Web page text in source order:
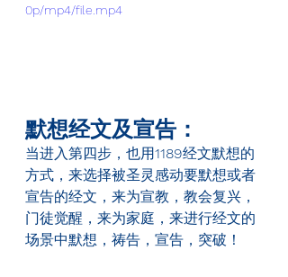
0p/mp4/file.mp4
默想经文及宣告：
当进入第四步，也用1189经文默想的
方式，来选择被圣灵感动要默想或者
宣告的经文，来为宣教，教会复兴，
门徒觉醒，来为家庭，来进行经文的
场景中默想，祷告，宣告，突破！